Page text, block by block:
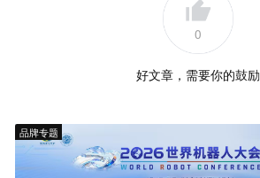
0
好文章，需要你的鼓励
品牌专题